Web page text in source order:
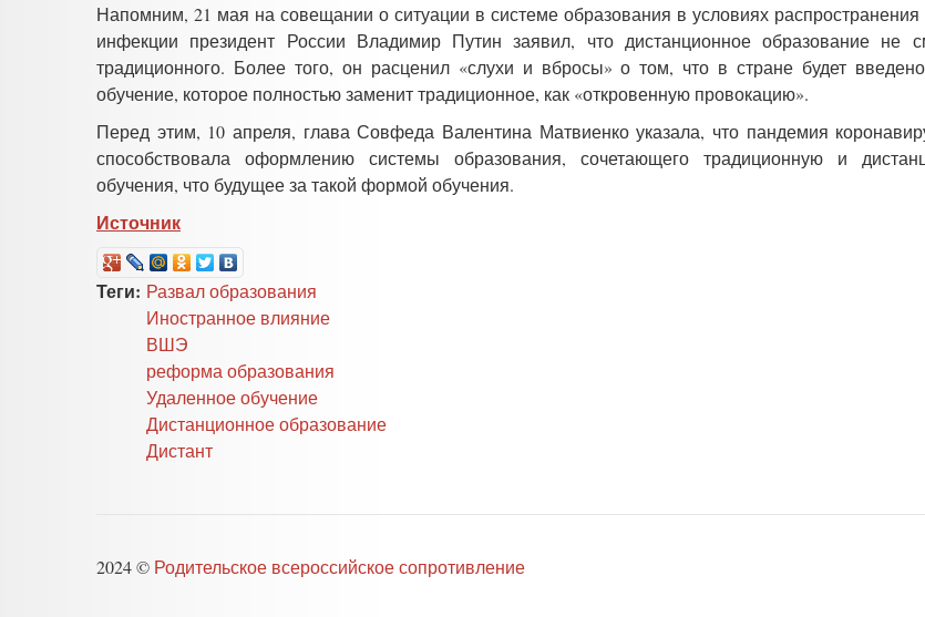
Напомним, 21 мая на совещании о ситуации в системе образования в условиях распространения
инфекции президент России Владимир Путин заявил, что дистанционное образование не
традиционного. Более того, он расценил «слухи и вбросы» о том, что в стране будет
обучение, которое полностью заменит традиционное, как «откровенную провокацию».
Перед этим, 10 апреля, глава Совфеда Валентина Матвиенко указала, что пандемия
способствовала оформлению системы образования, сочетающего традиционную и
обучения, что будущее за такой формой обучения.
Источник
Теги: Развал образования
Иностранное влияние
ВШЭ
реформа образования
Удаленное обучение
Дистанционное образование
Дистант
2024 © Родительское всероссийское сопротивление